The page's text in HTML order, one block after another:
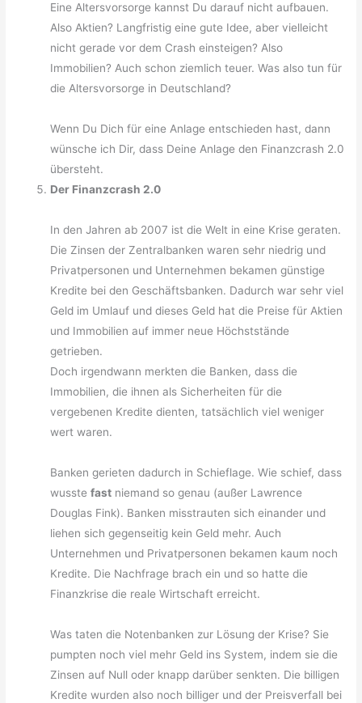
Eine Altersvorsorge kannst Du darauf nicht aufbauen.
Also Aktien? Langfristig eine gute Idee, aber vielleicht
nicht gerade vor dem Crash einsteigen? Also
Immobilien? Auch schon ziemlich teuer. Was also tun für
die Altersvorsorge in Deutschland?
Wenn Du Dich für eine Anlage entschieden hast, dann
wünsche ich Dir, dass Deine Anlage den Finanzcrash 2.0
übersteht.
Der Finanzcrash 2.0
In den Jahren ab 2007 ist die Welt in eine Krise geraten.
Die Zinsen der Zentralbanken waren sehr niedrig und
Privatpersonen und Unternehmen bekamen günstige
Kredite bei den Geschäftsbanken. Dadurch war sehr viel
Geld im Umlauf und dieses Geld hat die Preise für Aktien
und Immobilien auf immer neue Höchststände
getrieben.
Doch irgendwann merkten die Banken, dass die
Immobilien, die ihnen als Sicherheiten für die
vergebenen Kredite dienten, tatsächlich viel weniger
wert waren.
Banken gerieten dadurch in Schieflage. Wie schief, dass
wusstefast niemand so genau (außer Lawrence
Douglas Fink). Banken misstrauten sich einander und
liehen sich gegenseitig kein Geld mehr. Auch
Unternehmen und Privatpersonen bekamen kaum noch
Kredite. Die Nachfrage brach ein und so hatte die
Finanzkrise die reale Wirtschaft erreicht.
Was taten die Notenbanken zur Lösung der Krise? Sie
pumpten noch viel mehr Geld ins System, indem sie die
Zinsen auf Null oder knapp darüber senkten. Die billigen
Kredite wurden also noch billiger und der Preisverfall bei